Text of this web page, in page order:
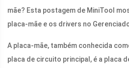
mãe? Esta postagem de MiniTool
placa-mãe e os drivers no
A placa-mãe, também conhecida
placa de circuito principal, é a placa